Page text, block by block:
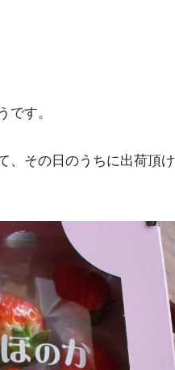
です。
、その日のうちに出荷頂け